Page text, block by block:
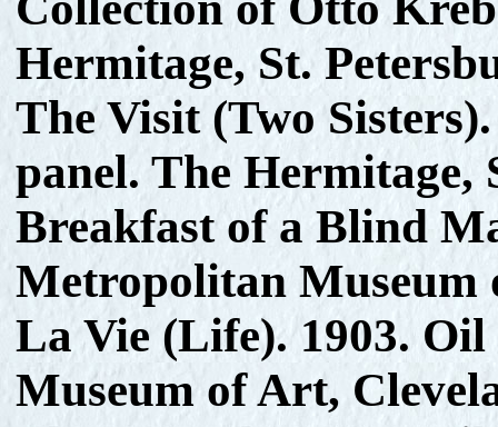
Hermitage, St.
The Visit (Two
panel. The Hermitage,
Breakfast of a Blind
Metropolitan Museum
La Vie (Life). 1903. Oil
Museum of Art,